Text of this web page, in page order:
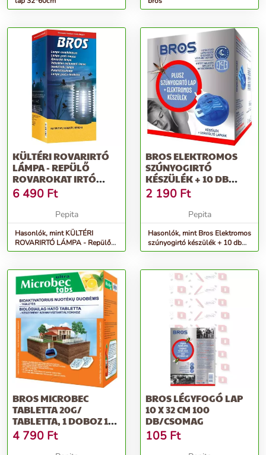
KÜLTÉRI ROVARIRTÓ
LÁMPA - REPÜLŐ
ROVAROKAT IRTÓ
KÉSZÜLÉK - BROS 445 -
6 490 Ft
Pepita
Hasonlók, mint KÜLTÉRI
ROVARIRTÓ LÁMPA - Repülő
rovarokat irtó készülék - BROS
BROS ELEKTROMOS
SZÚNYOGIRTÓ
KÉSZÜLÉK + 10 DB
LAPKA / 12
DB/KARTON
2 190 Ft
Pepita
Hasonlók, mint Bros Elektromos
szúnyogirtó készülék + 10 db
lapka / 12 db/karton
BROS MICROBEC
TABLETTA 20G/
TABLETTA, 1 DOBOZ 16
DB TABLETTÁT
TARTALMAZ
4 790 Ft
BROS LÉGYFOGÓ LAP
10 X 32 CM 100
DB/CSOMAG
105 Ft